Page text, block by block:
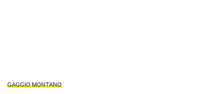
GAGGIO MONTANO